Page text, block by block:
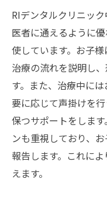
RIデンタルクリニッ
医者に通えるように
使しています。お子
治療の流れを説明し
す。また、治療中に
要に応じて声掛けを
保つサポートをしま
ンも重視しており、
報告します。これに
えます。